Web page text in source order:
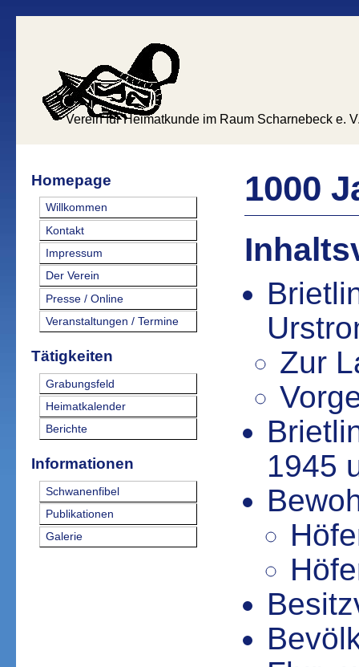
Verein für Heimatkunde im Raum Scharnebeck e.
Homepage
Willkommen
Kontakt
Impressum
Der Verein
Presse / Online
Veranstaltungen / Termine
Tätigkeiten
Grabungsfeld
Heimatkalender
Berichte
Informationen
Schwanenfibel
Publikationen
Galerie
1000
Zur
1945